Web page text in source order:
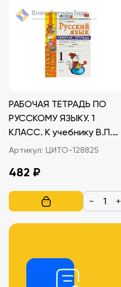
РАБОЧАЯ ТЕТРАДЬ ПО
РУССКОМУ ЯЗЫКУ. 1
КЛАСС. К учебнику В.П.
Канакиной, В.Г. Горецкого
Артикул: ЦИТО-128825
482 ₽
− +